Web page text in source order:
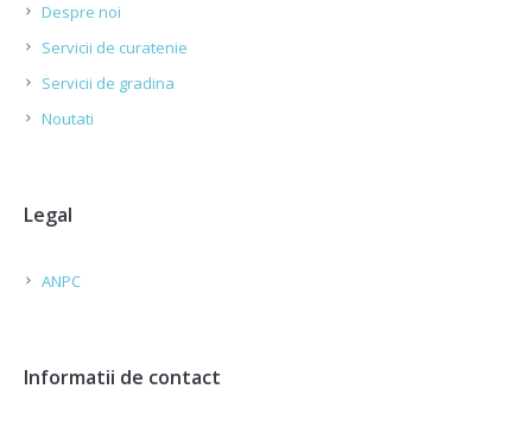
Despre noi
Servicii de curatenie
Servicii de gradina
Noutati
Legal
ANPC
Informatii de contact